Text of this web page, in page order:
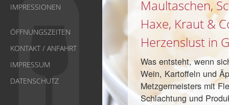
IMPRESSIONEN
ÖFFNUNGSZEITEN
KONTAKT / ANFAHRT
IMPRESSUM
DATENSCHUTZ
Maultaschen,
Haxe, Kraut &
Herzenslust in
Was entsteht, wenn
Wein, Kartoffeln und
Metzgermeisters mit
Schlachtung und